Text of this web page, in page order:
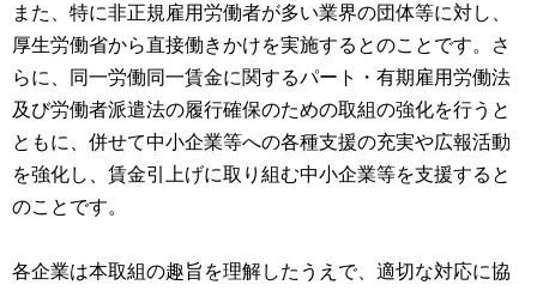
また、特に非正規雇用労働者が多い業界の団体等に対し、
厚生労働省から直接働きかけを実施するとのことです。さ
らに、同一労働同一賃金に関するパート・有期雇用労働法
及び労働者派遣法の履行確保のための取組の強化を行うと
ともに、併せて中小企業等への各種支援の充実や広報活動
を強化し、賃金引上げに取り組む中小企業等を支援すると
のことです。
各企業は本取組の趣旨を理解したうえで、適切な対応に協